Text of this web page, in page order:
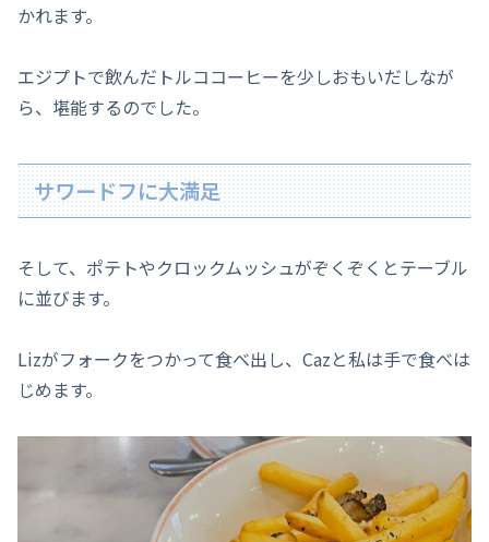
かれます。
エジプトで飲んだトルココーヒーを少しおもいだしなが
ら、堪能するのでした。
サワードフに大満足
そして、ポテトやクロックムッシュがぞくぞくとテーブル
に並びます。
Lizがフォークをつかって食べ出し、Cazと私は手で食べは
じめます。